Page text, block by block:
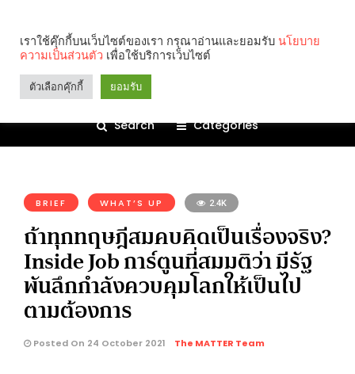
Search Categories
BRIEF WHAT’S UP 2.4K
ถ้าทุกทฤษฎีสมคบคิดเป็นเรื่องจริง?
Inside Job การ์ตูนที่สมมติว่า มีรัฐ
พันลึกกำลังควบคุมโลกให้เป็นไป
ตามต้องการ
Posted On 24 October 2021 The MATTER Team
เราใช้คุ๊กกี้บนเว็บไซต์ของเรา กรุณาอ่านและยอมรับ นโยบาย
ความเป็นส่วนตัว เพื่อใช้บริการเว็บไซต์
ตัวเลือกคุ๊กกี้ ยอมรับ